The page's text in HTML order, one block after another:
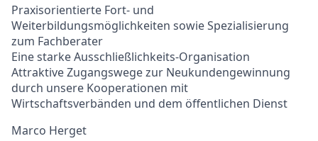
Praxisorientierte Fort- und
Weiterbildungsmöglichkeiten sowie Spezialisierung
zum Fachberater
Eine starke Ausschließlichkeits-Organisation
Attraktive Zugangswege zur Neukundengewinnung
durch unsere Kooperationen mit
Wirtschaftsverbänden und dem öffentlichen Dienst
Marco Herget